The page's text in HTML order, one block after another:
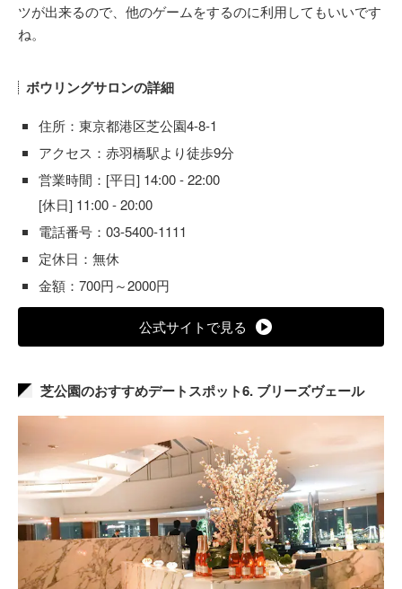
ツが出来るので、他のゲームをするのに利用してもいいです
ね。
ボウリングサロンの詳細
住所：東京都港区芝公園4-8-1
アクセス：赤羽橋駅より徒歩9分
営業時間：[平日] 14:00 - 22:00
[休日] 11:00 - 20:00
電話番号：03-5400-1111
定休日：無休
金額：700円～2000円
公式サイトで見る
芝公園のおすすめデートスポット6. ブリーズヴェール